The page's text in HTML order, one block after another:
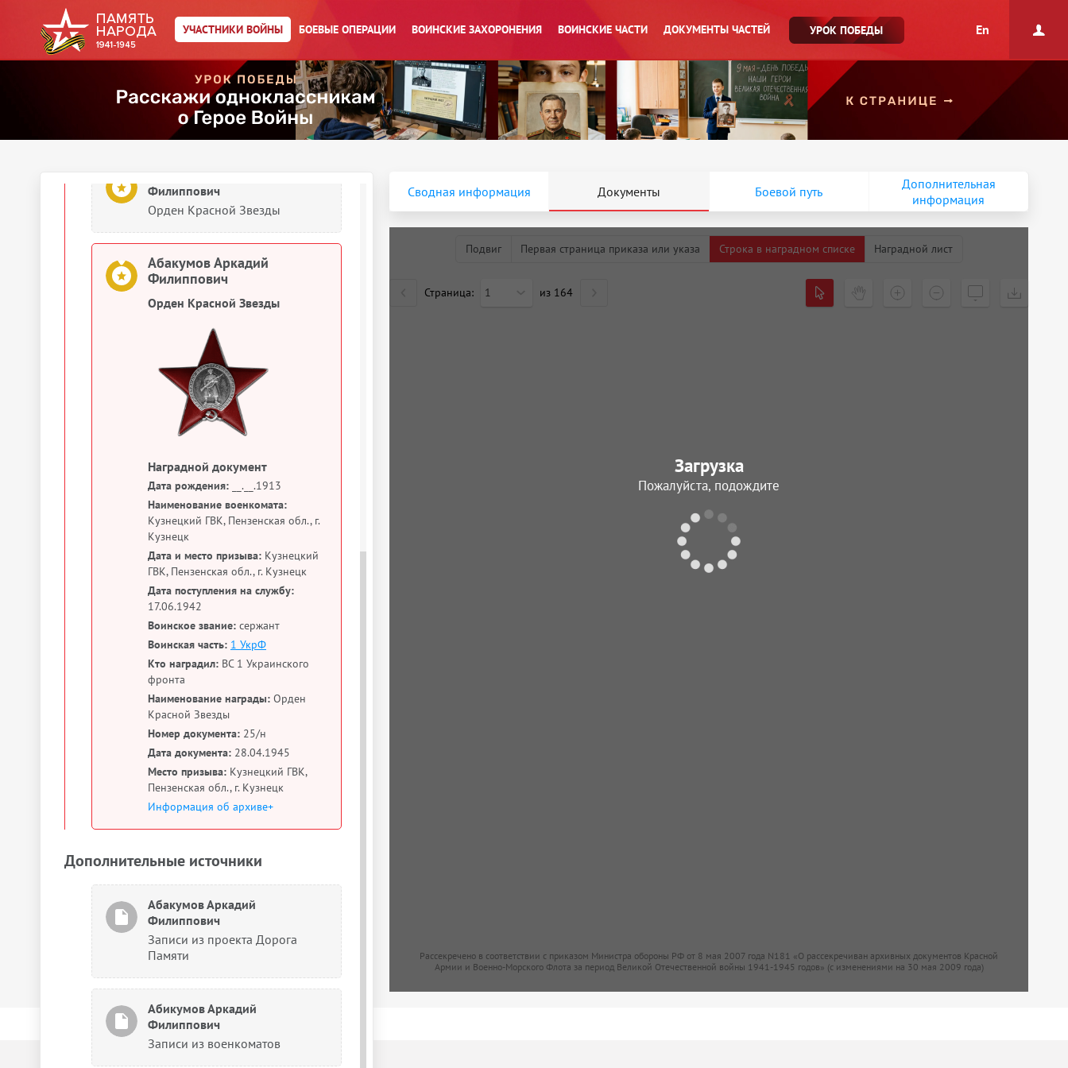
УЧАСТНИКИ ВОЙНЫ БОЕВЫЕ ОПЕРАЦИИ ВОИНСКИЕ ЗАХОРОНЕНИЯ ВОИНСКИЕ ЧАСТИ ДОКУМЕНТЫ ЧАСТЕЙ УРОК ПОБЕДЫ En
Абакумов Аркадий
Филиппович
Медаль «За боевые заслуги»
Документы о награждении
Филиппович
Орден Красной Звезды
Абакумов Аркадий
Филиппович
Орден Красной Звезды
Наградной документ
Дата рождения: __.__.1913
Наименование военкомата:
Кузнецкий ГВК, Пензенская обл., г.
Кузнецк
Дата и место призыва: Кузнецкий
ГВК, Пензенская обл., г. Кузнецк
Дата поступления на службу:
17.06.1942
Воинское звание: сержант
Воинская часть: 1 УкрФ
Кто наградил: ВС 1 Украинского
фронта
Наименование награды: Орден
Красной Звезды
Номер документа: 25/н
Дата документа: 28.04.1945
Место призыва: Кузнецкий ГВК,
Пензенская обл., г. Кузнецк
Информация об архиве+
Дополнительные источники
Абакумов Аркадий
Филиппович
Записи из проекта Дорога
Памяти
Абикумов Аркадий
Филиппович
Записи из военкоматов
Сводная информация Документы Боевой путь
Дополнительная
информация
Подвиг Первая страница приказа или указа Строка в наградном списке Наградной лист
Страница: 1 из 164
Рассекречено в соответствии с приказом Министра обороны РФ от 8 мая 2007 года N181 «О рассекречиван архивных документов Красной
Армии и Военно-Морского Флота за период Великой Отечественной войны 1941-1945 годов» (с изменениями на 30 мая 2009 года)
Загрузка
Пожалуйста, подождите